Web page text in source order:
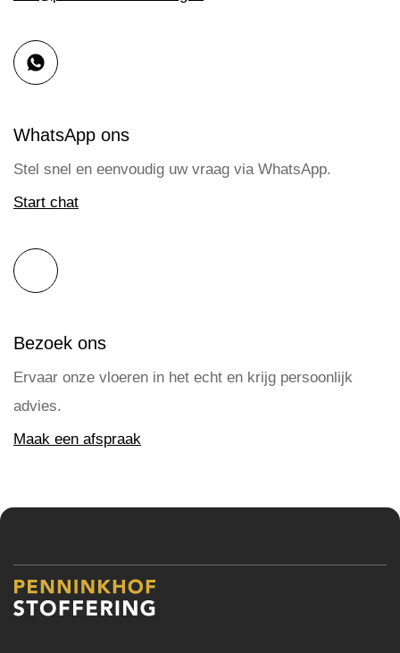
WhatsApp ons
Stel snel en eenvoudig uw vraag via WhatsApp.
Start chat
Bezoek ons
Ervaar onze vloeren in het echt en krijg persoonlijk
advies.
Maak een afspraak